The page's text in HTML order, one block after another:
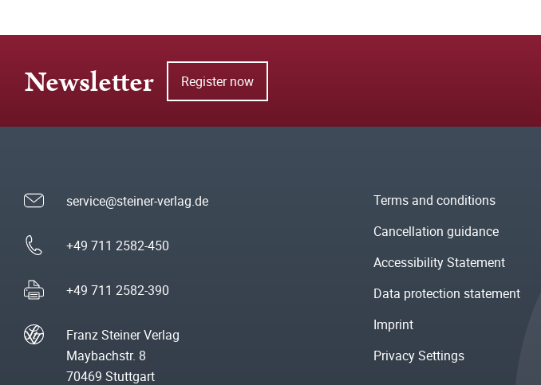
Newsletter Register now
service@steiner-verlag.de
+49 711 2582-450
+49 711 2582-390
Franz Steiner Verlag
Maybachstr. 8
70469 Stuttgart
Terms and conditions
Cancellation guidance
Accessibility Statement
Data protection statement
Imprint
Privacy Settings